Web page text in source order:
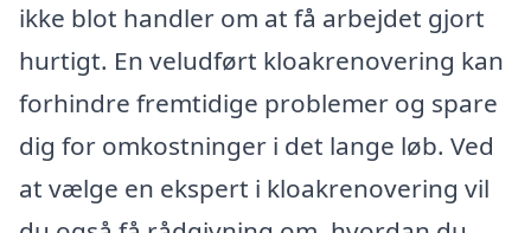
ikke blot handler om at få arbejdet gjort
hurtigt. En veludført kloakrenovering kan
forhindre fremtidige problemer og spare
dig for omkostninger i det lange løb. Ved
at vælge en ekspert i kloakrenovering vil